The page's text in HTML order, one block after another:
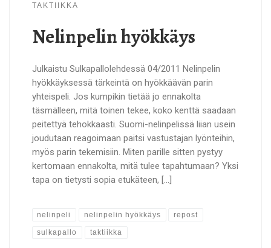
TAKTIIKKA
Nelinpelin hyökkäys
Julkaistu Sulkapallolehdessä 04/2011 Nelinpelin
hyökkäyksessä tärkeintä on hyökkäävän parin
yhteispeli. Jos kumpikin tietää jo ennakolta
täsmälleen, mitä toinen tekee, koko kenttä saadaan
peitettyä tehokkaasti. Suomi-nelinpelissä liian usein
joudutaan reagoimaan paitsi vastustajan lyönteihin,
myös parin tekemisiin. Miten parille sitten pystyy
kertomaan ennakolta, mitä tulee tapahtumaan? Yksi
tapa on tietysti sopia etukäteen, […]
nelinpeli nelinpelin hyökkäys repost
sulkapallo taktiikka